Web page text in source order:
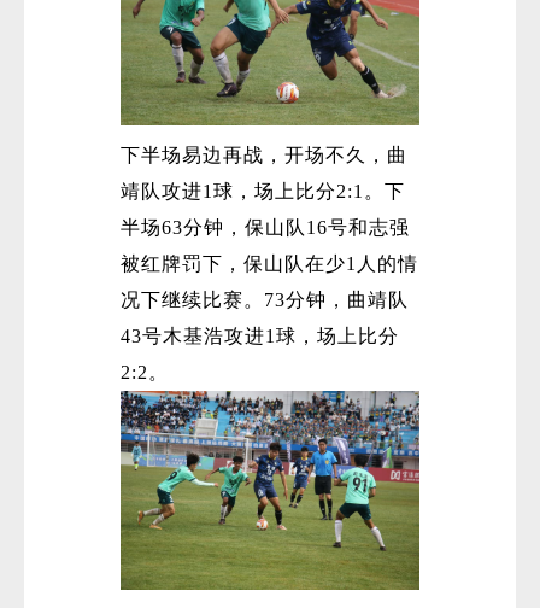
下半场易边再战，开场不久，曲
靖队攻进1球，场上比分2:1。下
半场63分钟，保山队16号和志强
被红牌罚下，保山队在少1人的情
况下继续比赛。73分钟，曲靖队
43号木基浩攻进1球，场上比分
2:2。